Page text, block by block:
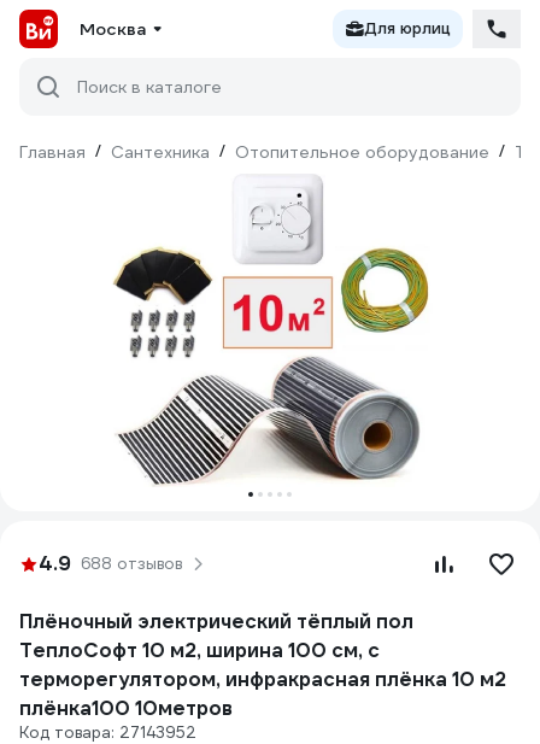
Москва Для юрлиц
Поиск в каталоге
Главная / Сантехника / Отопительное оборудование /
4.9 688 отзывов
Плёночный электрический тёплый пол
ТеплоСофт 10 м2, ширина 100 см, с
терморегулятором, инфракрасная плёнка 10 м2
плёнка100 10метров
Код товара: 27143952